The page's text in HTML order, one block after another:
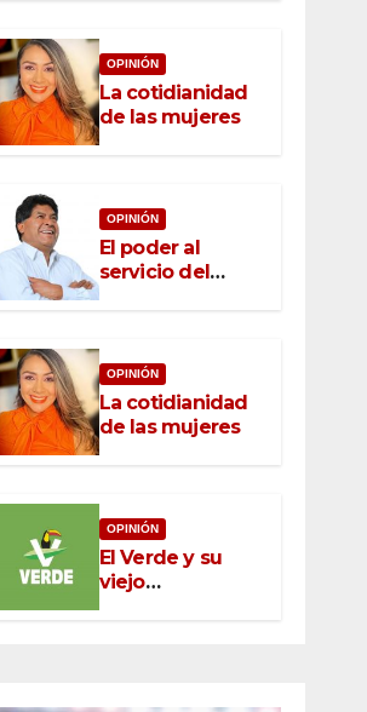
OPINIÓN
La cotidianidad
de las mujeres
OPINIÓN
El poder al
servicio del
pueblo: la nueva
México
OPINIÓN
La cotidianidad
de las mujeres
OPINIÓN
El Verde y su
viejo
oportunismo